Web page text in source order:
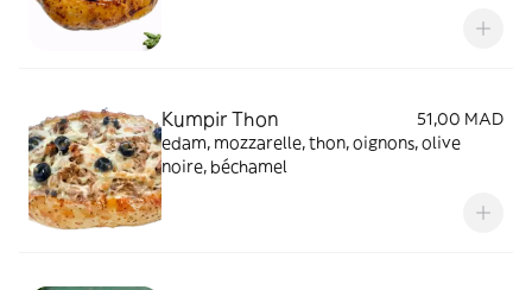
Kumpir Thon
51,00 MAD
edam, mozzarelle, thon, oignons, olive
noire, béchamel